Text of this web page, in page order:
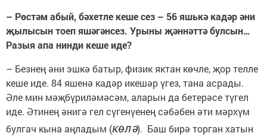
– Рөстәм абый, бәхетле кеше сез – 56 яшькә кадәр әни
җылысын тоеп яшәгәнсез. Урыны җәннәттә булсын…
Разыя апа нинди кеше иде?
– Безнең әни эшкә батыр, физик яктан көчле, җор телле
кеше иде. 84 яшенә кадәр икешәр үгез, тана асрады.
Әле мин мәҗбүриләмәсәм, аларын да бетерәсе түгел
иде. Әтинең әнигә гел сүгенүенең сәбәбен әти мәрхүм
булгач кына аңладым (көлә). Баш бирә торган хатын